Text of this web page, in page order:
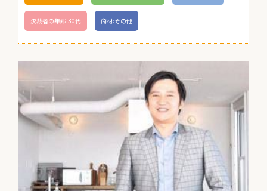
決裁者の年齢:30代 商材:その他